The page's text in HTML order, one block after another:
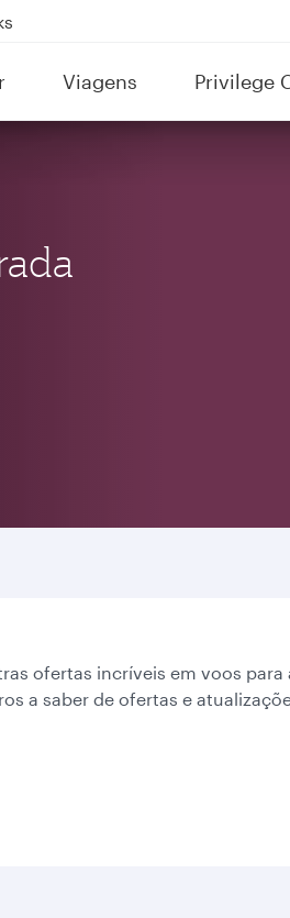
(BAH), Erbil (EBL), and Kuwait
Viagens Privilege
ofertas incríveis em voos
a saber de ofertas e